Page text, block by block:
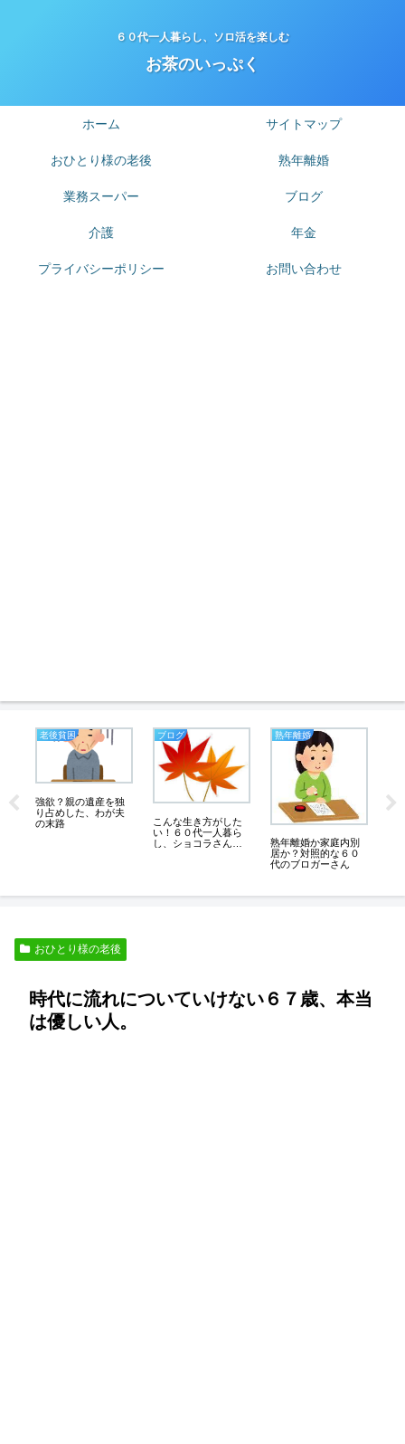
６０代一人暮らし、ソロ活を楽しむ
お茶のいっぷく
ホーム サイトマップ
おひとり様の老後 熟年離婚
業務スーパー ブログ
介護 年金
プライバシーポリシー お問い合わせ
老後貧困
強欲？親の遺産を独
り占めした、わが夫
の末路
ブログ
こんな生き方がした
い！６０代一人暮ら
し、ショコラさんの
熟年離婚
熟年離婚か家庭内別
居か？対照的な６０
代のブロガーさん
業
詰
おひとり様の老後
時代に流れについていけない６７歳、本当
は優しい人。